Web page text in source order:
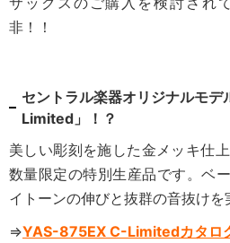
非！！
セントラル楽器オリジナルモデ
Limited」！？
美しい彫刻を施した金メッキ仕
数量限定の特別生産品です。ベ
イトーンの伸びと抜群の音抜けを
⇒YAS-875EX C-Limitedカタロ